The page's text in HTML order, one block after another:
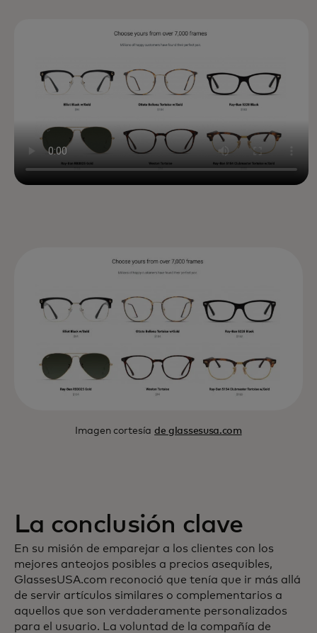
Imagen cortesíade glassesusa.com
La conclusión clave
En su misión de emparejar a los clientes con los
mejores anteojos posibles a precios asequibles,
GlassesUSA.com reconoció que tenía que ir más allá
de servir artículos similares o complementarios a
aquellos que son verdaderamente personalizados
para el usuario. La voluntad de la compañía de